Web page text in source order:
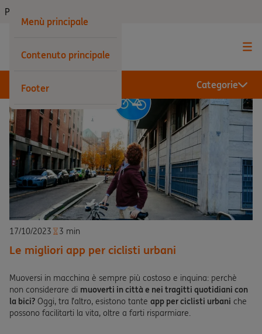
Menù principale
Contenuto principale
Footer
Privati
Categorie
17/10/2023 3 min
Le migliori app per ciclisti urbani
Muoversi in macchina è sempre più costoso e inquina: perchè
non considerare di muoverti in città e nei tragitti quotidiani con
la bici? Oggi, tra l’altro, esistono tante app per ciclisti urbani che
possono facilitarti la vita, oltre a farti risparmiare.